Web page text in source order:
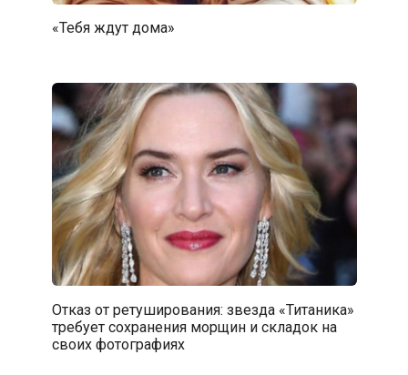
«Тебя ждут дома»
Отказ от ретуширования: звезда «Титаника»
требует сохранения морщин и складок на
своих фотографиях